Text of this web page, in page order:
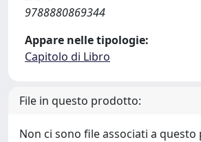
9788880869344
Appare nelle tipologie:
Capitolo di Libro
File in questo prodotto:
Non ci sono file associati a